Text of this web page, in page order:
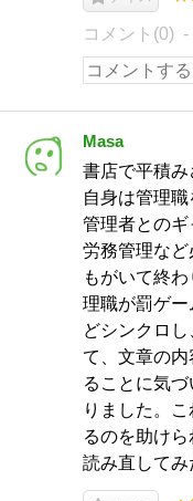
コメント(0)
Masa
書店で平積
自身は管理
管理者との
労務管理など
もがいて終
理職が罰ゲ
どシンクロ
て、文章の
ることに気
りました。
るのを助け
読み直して